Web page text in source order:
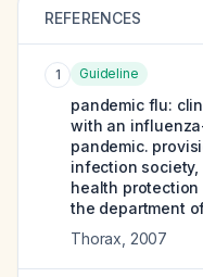
REFERENCES
1 Guideline
pandemic flu:
with an
pandemic.
infection
health
the department
Thorax 2007